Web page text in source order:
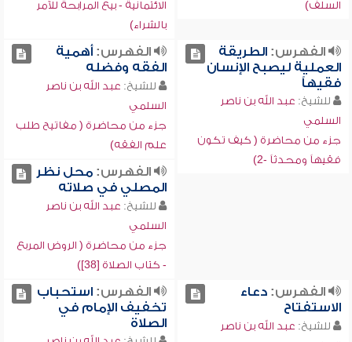
السلف)
الائتمانية - بيع المرابحة للآمر
بالشراء)
الفهرس:الطريقة
العملية ليصبح الإنسان
فقيهاً
للشيخ: عبد الله بن ناصر
السلمي
جزء من محاضرة ( كيف تكون
فقيهاً ومحدثاً -2)
الفهرس:أهمية
الفقه وفضله
للشيخ: عبد الله بن ناصر
السلمي
جزء من محاضرة ( مفاتيح طلب
علم الفقه)
الفهرس:محل نظر
المصلي في صلاته
للشيخ: عبد الله بن ناصر
السلمي
جزء من محاضرة ( الروض المربع
- كتاب الصلاة [38])
الفهرس:دعاء
الاستفتاح
للشيخ: عبد الله بن ناصر
الفهرس:استحباب
تخفيف الإمام في
الصلاة